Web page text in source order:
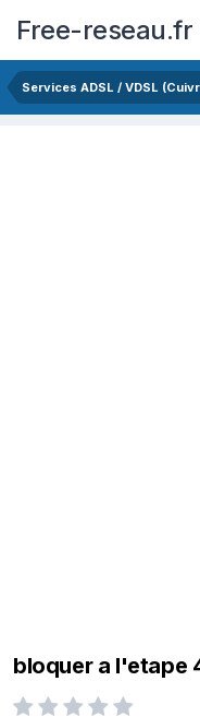
Free-
Services ADSL / VDSL
bloquer a l'etape